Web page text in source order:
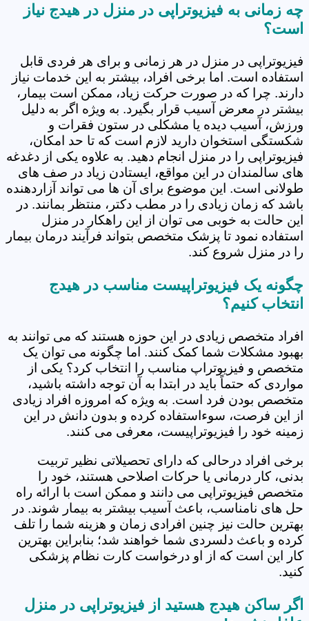
چه زمانی به فیزیوتراپی در منزل در هیدج نیاز
است؟
فیزیوتراپی در منزل در هر زمانی و برای هر فردی قابل
استفاده است. اما برخی افراد، بیشتر به این خدمات نیاز
دارند. چرا که در صورت حرکت زیاد، ممکن است بیمار،
بیشتر در معرض آسیب قرار بگیرد. به ویژه اگر به دلیل
ورزش، آسیب دیده یا مشکلی در ستون فقرات و
شکستگی استخوان دارید لازم است که تا حد امکان،
فیزیوتراپی را در منزل انجام دهید. به علاوه یکی از دغدغه
های سالمندان در این مواقع، ایستادن زیاد در صف های
طولانی است. این موضوع برای آن ها می تواند آزاردهنده
باشد که زمان زیادی را در مطب دکتر، منتظر بمانند. در
این حالت به خوبی می توان از این راهکار در منزل
استفاده نمود تا پزشک متخصص بتواند فرآیند درمان بیمار
را در منزل شروع کند.
چگونه یک فیزیوتراپیست مناسب در هیدج
انتخاب کنیم؟
افراد متخصص زیادی در این حوزه هستند که می توانند به
بهبود مشکلات شما کمک کنند. اما چگونه می توان یک
متخصص و فیزیوتراپ مناسب را انتخاب کرد؟ یکی از
مواردی که حتماً باید در ابتدا به آن توجه داشته باشید،
متخصص بودن فرد است. به ویژه که امروزه افراد زیادی
از این فرصت، سوءاستفاده کرده و بدون دانش در این
زمینه خود را فیزیوتراپیست، معرفی می کنند.
برخی افراد درحالی که دارای تحصیلاتی نظیر تربیت
بدنی، کار درمانی یا حرکات اصلاحی هستند، خود را
متخصص فیزیوتراپی می دانند و ممکن است با ارائه راه
حل های نامناسب، باعث آسیب بیشتر به بیمار شوند. در
بهترین حالت نیز چنین افرادی زمان و هزینه شما را تلف
کرده و باعث دلسردی شما خواهند شد؛ بنابراین بهترین
کار این است که از او درخواست کارت نظام پزشکی
کنید.
اگر ساکن هیدج هستید از فیزیوتراپی در منزل